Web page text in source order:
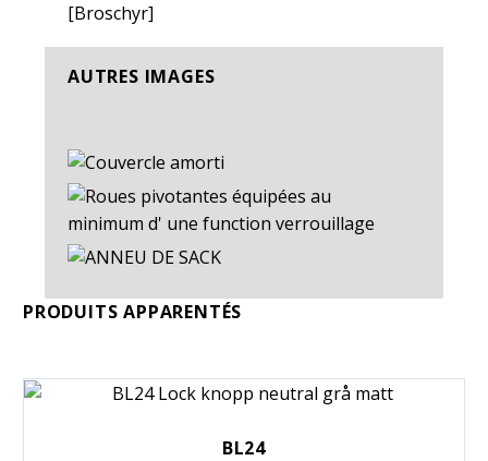
[Broschyr]
AUTRES IMAGES
PRODUITS APPARENTÉS
BL24